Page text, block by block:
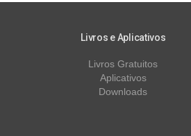
Livros e Aplicativos
Livros Gratuitos
Aplicativos
Downloads